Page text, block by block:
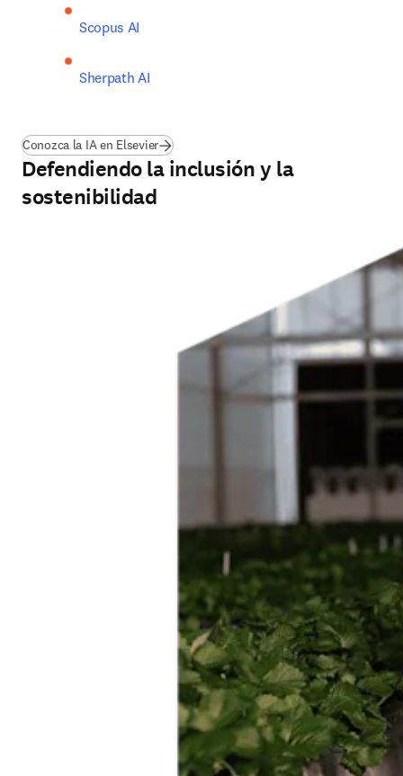
Scopus AI
Sherpath AI
Conozca la IA en Elsevier
Defendiendo la inclusión y la
sostenibilidad